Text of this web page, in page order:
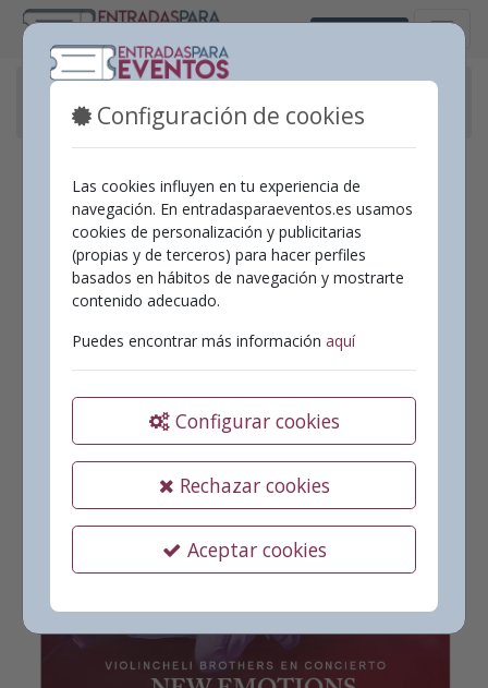
Configuración de cookies
Las cookies influyen en tu experiencia de
navegación. En entradasparaeventos.es usamos
cookies de personalización y publicitarias
(propias y de terceros) para hacer perfiles
basados en hábitos de navegación y mostrarte
contenido adecuado.
Puedes encontrar más información aquí
Configurar cookies
Rechazar cookies
Aceptar cookies
Castellano
“NEW EMOTIONS”- VIOLINCHELI BROTHERS.